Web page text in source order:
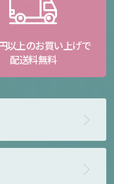
以上のお買い上げで
配送料無料